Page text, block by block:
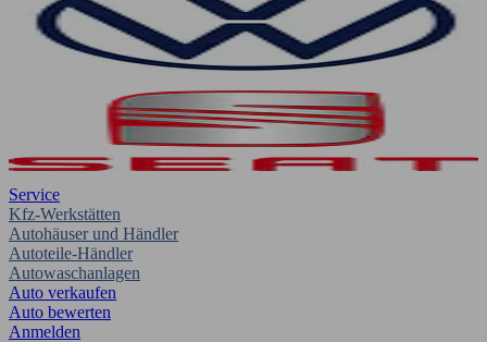
Service
Kfz-Werkstätten
Autohäuser und Händler
Autoteile-Händler
Autowaschanlagen
Auto verkaufen
Auto bewerten
Anmelden